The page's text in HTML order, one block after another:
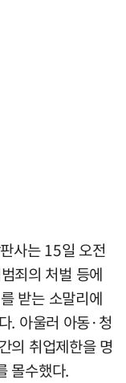
사는 15일 오전
죄의 처벌 등에
받는 소말리에
. 아울러 아동·청
의 취업제한을 명
몰수했다.